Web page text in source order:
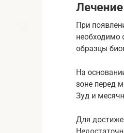
Лечение
При
необходимо
образцы
На
зоне перед
Зуд и
Для